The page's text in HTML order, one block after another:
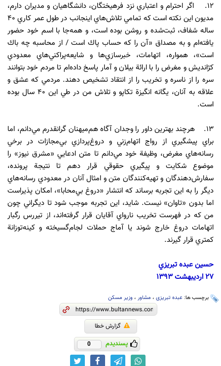
12. اگر احترام و اعتباري نزد فرهيختگان، دانشگاهيان و مديران دارم،
مديون اين نكته است كه تمامي تلاش‌هاي اينجانب در طول عمر كاري 40
ساله شفاف، ثبت‌شده و روشن بوده است، و همه‌جا با اسم خود حضور
يافته‌ام و به مصداق «آن را كه حساب پاك است / از محاسبه چه باك
است»، همواره، اتهامات، خبرسازي‌ها و شايعه‌پراكني‌هاي معدودي
كژانديش و مغرض را با ارائة بيلان و آمار پاسخ داده‌ام تا مردم خود بتوانند
سره را از ناسره و تخريب را از انتقاد تشخيص دهند. مردمي كه عشق و
علاقه به آنان، يگانه انگيزة تكاپو و تلاش من در طي اين 40 سال بوده
است.
13. هرچند بهترين داور را وجدان آگاه هم‌ميهنان گرانقدرم مي‌دانم، اما
براي پيشگيري از رواج اتهام‌زني و دروغ‌پردازي بي‌مجازات در برخي
رسانه‌هاي مغرض، وظيفة خود مي‌دانم تا متن ادعايي «مشرق نيوز» را
موضوع شكايت و پيگيري حقوقي قرار دهم تا نتيجة پرونده،
سفارش‌دهندگان و تهيه‌كنندگان متن و امثال آنان در معدودي رسانه‌هاي
ديگر را به اين تجربه برساند كه انتشار «دروغ بي‌محابا»، امكان پذيراست
اما بدون «تاوان» نيست. شايد، اين تجربه موجب شود تا ديگراني چون
من كه در فهرست تخريب نارواي آقايان قرار گرفته‌اند، از تيررس رگبار
اتهامات دروغ خارج شوند يا آماج حملات لجام‌گسيخته و كينه‌توزانة
كمتري قرار گيرند.
حسين عبده تبريزي
27 ارديبهشت 1393
برچسب ها: عبده تبریزی ، مشاور ، وزیر مسکن
گزارش خطا
پسندیدم 0